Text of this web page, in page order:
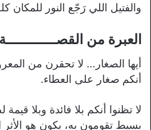
والفتيل اللي رَجّع النور للمكان
العبرة من
أيها الصغار… لا تحقرن من
أنكم صغار على العطاء.
لا تظنوا أنكم بلا فائدة وبلا
بسيط تقومون به، يكون هو الأثر